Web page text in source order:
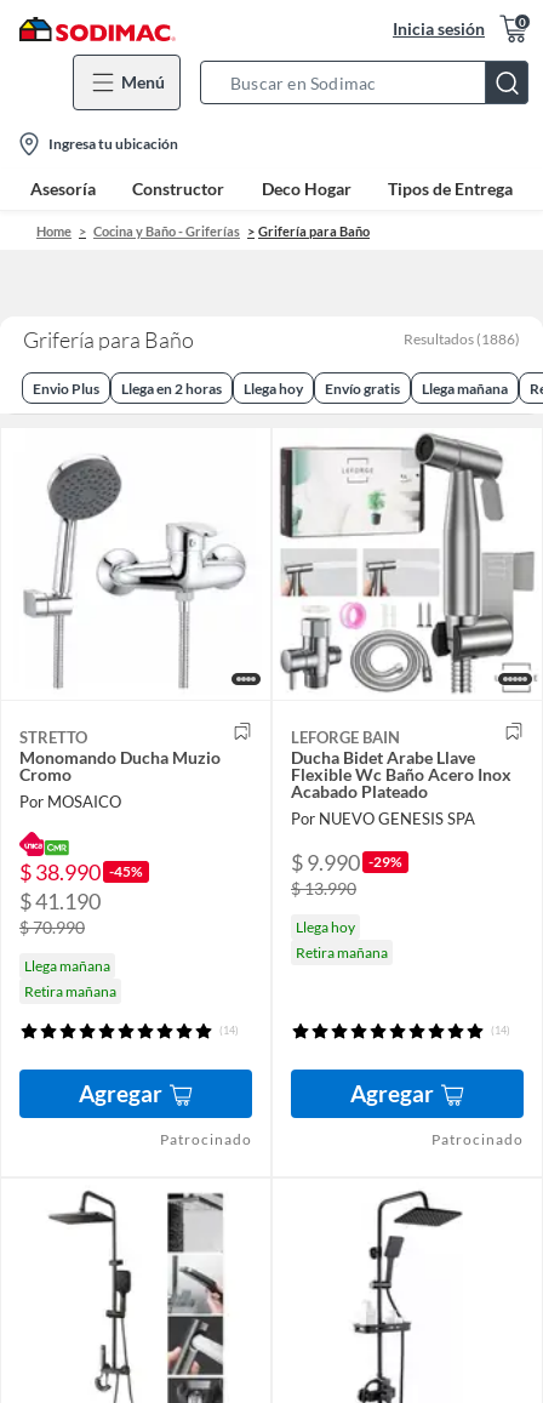
Inicia sesión 0
Menú
Bar
location-
icon
Ingresa tu ubicación
Asesoría Constructor Deco Hogar Tipos de Entrega
Home Cocina y Baño - Griferías Grifería para Baño
Grifería para Baño Resultados (1886)
Envio Plus Llega en 2 horas Llega hoy Envío gratis Llega mañana
STRETTO
Monomando Ducha Muzio
Cromo
Por MOSAICO
$ 38.990 -45%
$ 41.190
$ 70.990
Llega mañana
Retira mañana
(14)
Agregar
Patrocinado
LEFORGE BAIN
Ducha Bidet Arabe Llave
Flexible Wc Baño Acero Inox
Acabado Plateado
Por NUEVO GENESIS SPA
$ 9.990 -29%
$ 13.990
Llega hoy
Retira mañana
(14)
Agregar
Patrocinado